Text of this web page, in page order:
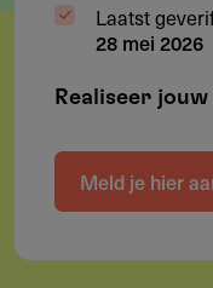
Laatst
28 mei 2026
Realiseer
Meld je hier